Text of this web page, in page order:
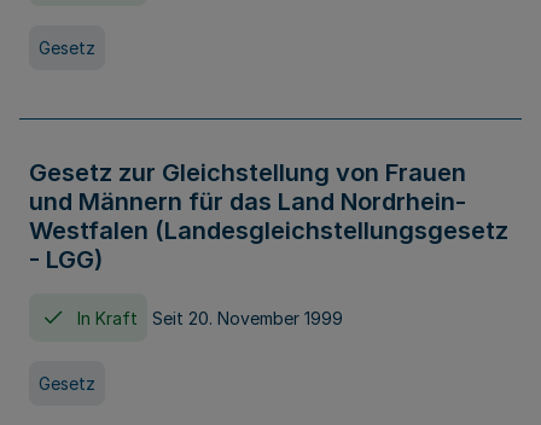
Gesetz
Gesetz zur Gleichstellung von Frauen
und Männern für das Land Nordrhein-
Westfalen (Landesgleichstellungsgesetz
- LGG)
In Kraft Seit 20. November 1999
Gesetz